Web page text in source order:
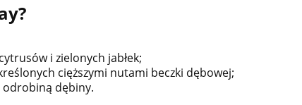
i zielonych jabłek;
cięższymi nutami beczki dębowej;
odrobiną dębiny.